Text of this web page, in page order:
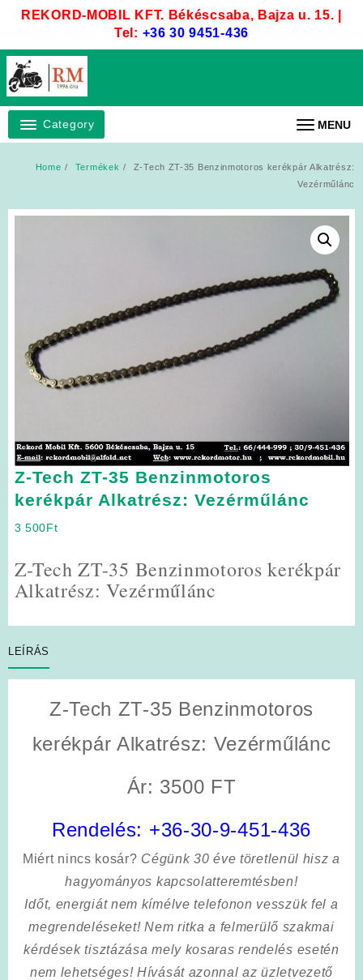
REKORD-MOBIL KFT. Békéscsaba, Bajza u. 15. |
Tel: +36 30 9451-436
Category MENU
Home Termékek
Z-Tech ZT-35 Benzinmotoros kerékpár Alkatrész:
Vezérműlánc
Z-Tech ZT-35 Benzinmotoros
kerékpár Alkatrész: Vezérműlánc
3 500Ft
Z-Tech ZT-35 Benzinmotoros kerékpár
Alkatrész: Vezérműlánc
LEÍRÁS
Z-Tech ZT-35 Benzinmotoros
kerékpár Alkatrész: Vezérműlánc
Ár: 3500 FT
Rendelés: +36-30-9-451-436
Miért nincs kosár? Cégünk 30 éve töretlenül hisz a
hagyományos kapcsolatteremtésben!
Időt, energiát nem kímélvetelefonon vesszük fel a
megrendeléseket! Nem ritka a felmerülő szakmai
kérdések tisztázása mely kosaras rendelés esetén
nem lehetséges! Hívását azonnal az üzletvezető